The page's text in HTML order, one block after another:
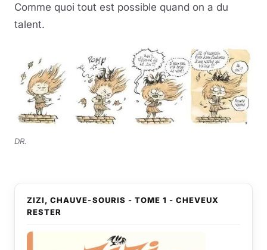
Comme quoi tout est possible quand on a du
talent.
DR.
ZIZI, CHAUVE-SOURIS - TOME 1 - CHEVEUX
RESTER